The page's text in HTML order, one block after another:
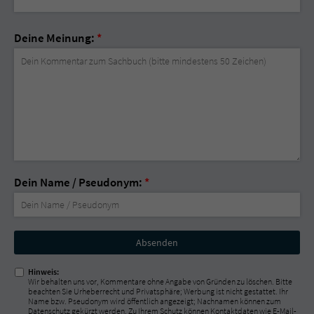
Deine Meinung: *
Dein Name / Pseudonym: *
Nicht
ausfüllen!
Hinweis:
Wir behalten uns vor, Kommentare ohne Angabe von Gründen zu löschen. Bitte
beachten Sie Urheberrecht und Privatsphäre; Werbung ist nicht gestattet. Ihr
Name bzw. Pseudonym wird öffentlich angezeigt; Nachnamen können zum
Datenschutz gekürzt werden. Zu Ihrem Schutz können Kontaktdaten wie E-Mail-